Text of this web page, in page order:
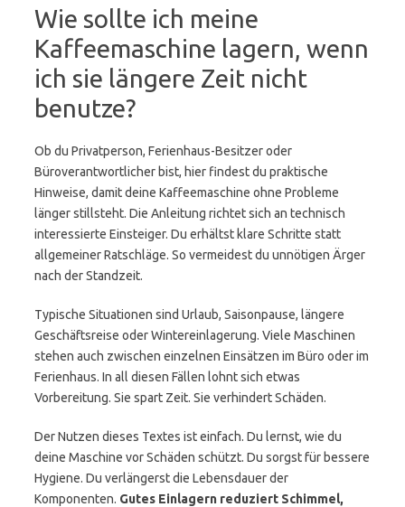
Wie sollte ich meine
Kaffeemaschine lagern, wenn
ich sie längere Zeit nicht
benutze?
Ob du Privatperson, Ferienhaus-Besitzer oder
Büroverantwortlicher bist, hier findest du praktische
Hinweise, damit deine Kaffeemaschine ohne Probleme
länger stillsteht. Die Anleitung richtet sich an technisch
interessierte Einsteiger. Du erhältst klare Schritte statt
allgemeiner Ratschläge. So vermeidest du unnötigen Ärger
nach der Standzeit.
Typische Situationen sind Urlaub, Saisonpause, längere
Geschäftsreise oder Wintereinlagerung. Viele Maschinen
stehen auch zwischen einzelnen Einsätzen im Büro oder im
Ferienhaus. In all diesen Fällen lohnt sich etwas
Vorbereitung. Sie spart Zeit. Sie verhindert Schäden.
Der Nutzen dieses Textes ist einfach. Du lernst, wie du
deine Maschine vor Schäden schützt. Du sorgst für bessere
Hygiene. Du verlängerst die Lebensdauer der
Komponenten. Gutes Einlagern reduziert Schimmel,